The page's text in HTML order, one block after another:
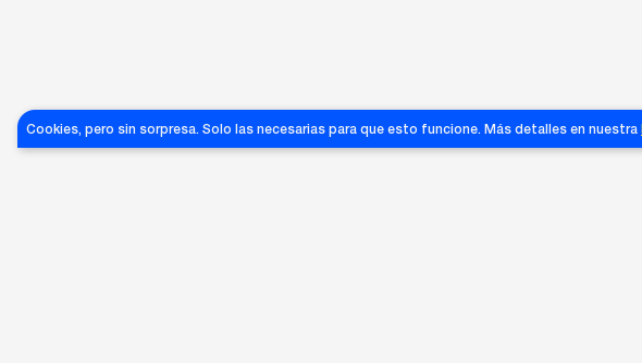
Cookies, pero sin sorpresa. Solo las necesarias para que esto funcione. Más detalles en nuestra